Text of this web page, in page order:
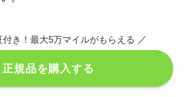
付き！最大5万マイルがもらえる ／
正規品を購入する